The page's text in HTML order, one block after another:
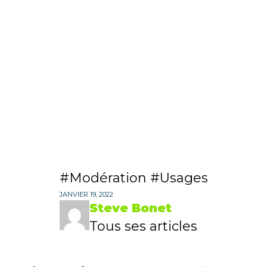
Modération Usages
JANVIER 19, 2022
Steve Bonet
Tous ses articles